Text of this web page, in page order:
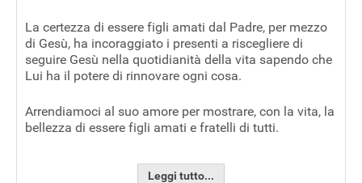
La certezza di essere figli amati dal Padre, per mezzo
di Gesù, ha incoraggiato i presenti a riscegliere di
seguire Gesù nella quotidianità della vita sapendo che
Lui ha il potere di rinnovare ogni cosa.
Arrendiamoci al suo amore per mostrare, con la vita, la
bellezza di essere figli amati e fratelli di tutti.
Leggi tutto...